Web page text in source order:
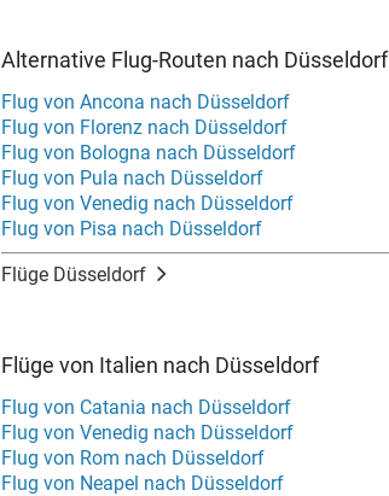
Alternative Flug-Routen nach Düsseldorf
Flug von Ancona nach Düsseldorf
Flug von Florenz nach Düsseldorf
Flug von Bologna nach Düsseldorf
Flug von Pula nach Düsseldorf
Flug von Venedig nach Düsseldorf
Flug von Pisa nach Düsseldorf
Flüge Düsseldorf
Flüge von Italien nach Düsseldorf
Flug von Catania nach Düsseldorf
Flug von Venedig nach Düsseldorf
Flug von Rom nach Düsseldorf
Flug von Neapel nach Düsseldorf